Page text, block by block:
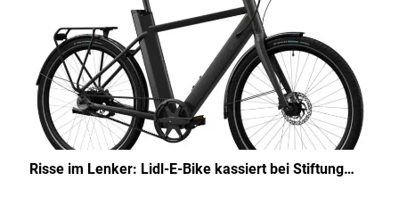
Risse im Lenker: Lidl-E-Bike kassiert bei Stiftung…